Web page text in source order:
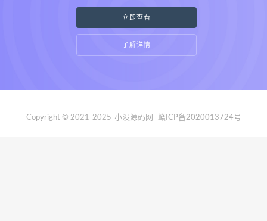
立即查看
了解详情
Copyright © 2021-2025 小没源码网 赣ICP备2020013724号